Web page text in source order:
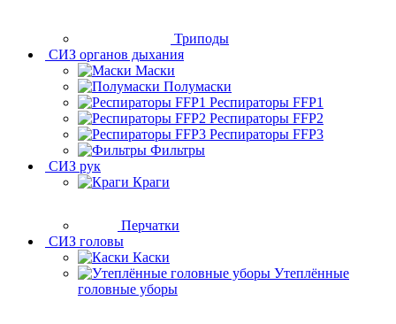
Триподы
СИЗ органов дыхания
Маски
Полумаски
Респираторы FFP1
Респираторы FFP2
Респираторы FFP3
Фильтры
СИЗ рук
Краги
Перчатки
СИЗ головы
Каски
Утеплённые
головные уборы